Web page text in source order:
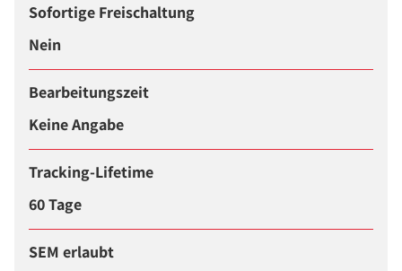
Sofortige Freischaltung
Nein
Bearbeitungszeit
Keine Angabe
Tracking-Lifetime
60 Tage
SEM erlaubt